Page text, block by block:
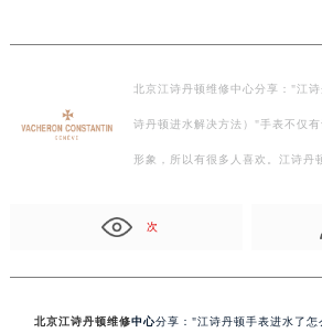
北京江诗丹顿维修中心分享："江
诗丹顿进水解决方法）"手表不仅
形象，所以有很多人喜欢。江诗丹
次
北京江诗丹顿维修中心分享："江诗丹顿手表进水了